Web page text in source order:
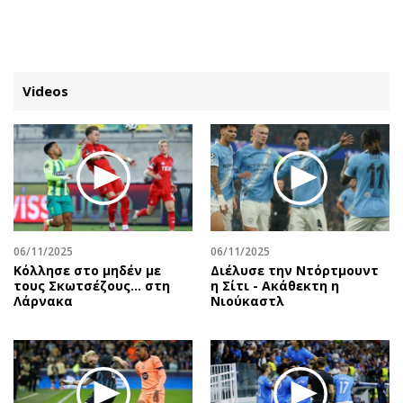
ΚΑΤΗΓΟΡΙΕΣ ΣΥΝΔΕΣΗ
Κύπρος
Παιδεία
Υγεία
Πολιτική
Βουλευτικές 2026
Προεδρικές 2023
Δημοσκοπήσεις
Διπλωματία
Απόψεις
Αρθρογραφία
The Hill
Υγεία
Αγγελίες
Πωλούνται
Ζητούν εργασία
Θέσεις εργασίας
Videos
06/11/2025
Κόλλησε στο μηδέν με
τους Σκωτσέζους... στη
Λάρνακα
06/11/2025
Διέλυσε την Ντόρτμουντ
η Σίτι - Ακάθεκτη η
Νιούκαστλ